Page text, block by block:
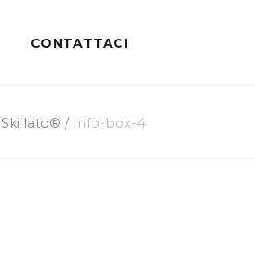
CONTATTACI
Skillato® / Info-box-4